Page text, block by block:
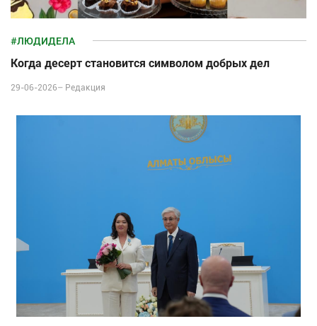
#ЛЮДИДЕЛА
Когда десерт становится символом добрых дел
29-06-2026– Редакция